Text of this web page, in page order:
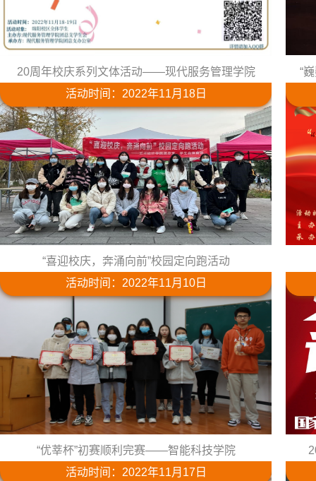
20周年校庆系列文体活动——现代服务管理学院 “
“喜迎校庆，奔涌向前”校园定向跑活动
活动时间：2022年11月18日
“优莘杯”初赛顺利完赛——智能科技学院
活动时间：2022年11月10日
活动时间：2022年11月17日